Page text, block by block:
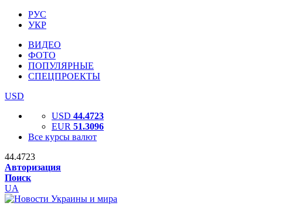
РУС
УКР
ВИДЕО
ФОТО
ПОПУЛЯРНЫЕ
СПЕЦПРОЕКТЫ
USD
USD 44.4723
EUR 51.3096
Все курсы валют
44.4723
Авторизация
Поиск
UA